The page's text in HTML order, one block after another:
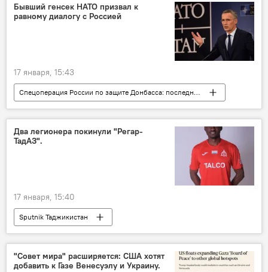
Бывший генсек НАТО призвал к
равному диалогу с Россией
17 января, 15:43
Спецоперация России по защите Донбасса: последние новости
Украина
Россия
НАТО
Два легионера покинули "Регар-
ТадАЗ".
17 января, 15:40
Sputnik Таджикистан
"Совет мира" расширяется: США хотят
добавить к Газе Венесуэлу и Украину.